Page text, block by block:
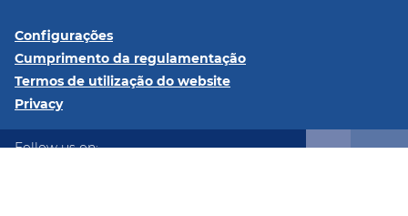
Configurações
Cumprimento da regulamentação
Termos de utilização do website
Privacy
Follow us on: